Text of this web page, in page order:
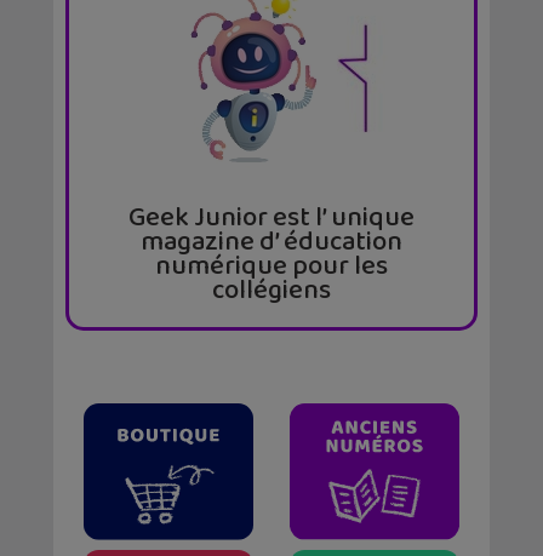
Geek Junior est l’ unique
magazine d’ éducation
numérique pour les
collégiens